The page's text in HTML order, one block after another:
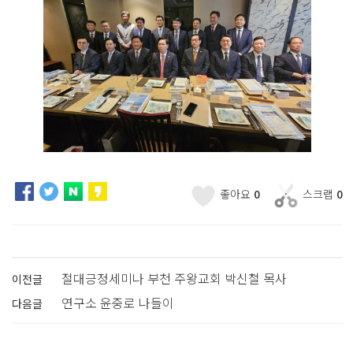
좋아요 0 스크랩 0
이전글 절대긍정세미나 부천 주왕교회 박신철 목사
다음글 연구소 윤중로 나들이